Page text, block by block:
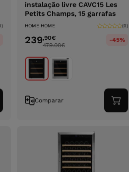
instalação livre CAVC15 Les
Petits Champs, 15 garrafas
HOME HOME (0)
239,90€
479.00€
-45%
Comparar
ao